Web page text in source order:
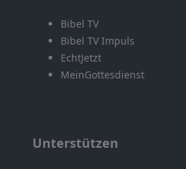
Bibel TV
Bibel TV Impuls
EchtJetzt
MeinGottesdienst
Unterstützen